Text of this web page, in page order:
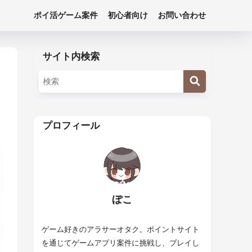
ポイ活ゲーム案件 初心者向け お問い合わせ
サイト内検索
プロフィール
ぽこ
ゲーム好きのアラサーオタク。ポイントサイト
を通じてゲームアプリ案件に挑戦し、プレイし